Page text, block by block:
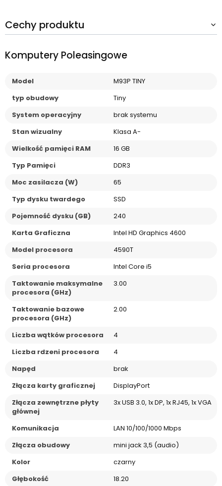
Cechy produktu
Komputery Poleasingowe
Model
M93P TINY
typ obudowy
Tiny
System operacyjny
brak systemu
Stan wizualny
Klasa A-
Wielkość pamięci RAM
16 GB
Typ Pamięci
DDR3
Moc zasilacza (W)
65
Typ dysku twardego
SSD
Pojemność dysku (GB)
240
Karta Graficzna
Intel HD Graphics 4600
Model procesora
4590T
Seria procesora
Intel Core i5
Taktowanie maksymalne
procesora (GHz)
3.00
Taktowanie bazowe
procesora (GHz)
2.00
Liczba wątków procesora
4
Liczba rdzeni procesora
4
Napęd
brak
Złącza karty graficznej
DisplayPort
Złącza zewnętrzne płyty
głównej
3x USB 3.0, 1x DP, 1x RJ45, 1x VGA
Komunikacja
LAN 10/100/1000 Mbps
Złącza obudowy
mini jack 3,5 (audio)
Kolor
czarny
Głębokość
18.20